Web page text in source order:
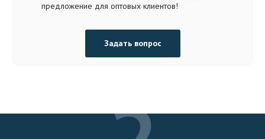
предложение для оптовых клиентов!
Задать вопрос